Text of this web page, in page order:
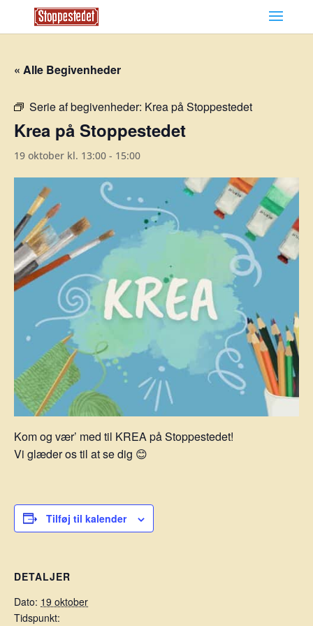
« Alle Begivenheder
Serie af begivenheder: Krea på Stoppestedet
Krea på Stoppestedet
19 oktober kl. 13:00 - 15:00
Kom og vær’ med til KREA på Stoppestedet!
Vi glæder os til at se dig 😊
Tilføj til kalender
DETALJER
Dato: 19 oktober
Tidspunkt: